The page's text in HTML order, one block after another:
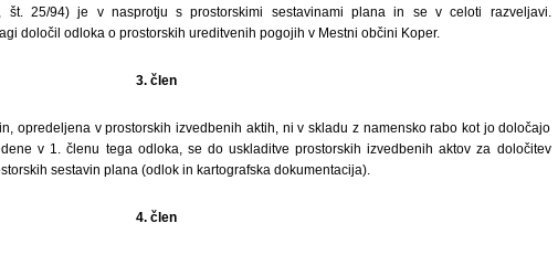
št. 25/94) je v nasprotju s prostorskimi sestavinami plana in se v celoti razveljavi.
določil odloka o prostorskih ureditvenih pogojih v Mestni občini Koper.
3. člen
opredeljena v prostorskih izvedbenih aktih, ni v skladu z namensko rabo kot jo določajo
v 1. členu tega odloka, se do uskladitve prostorskih izvedbenih aktov za določitev
sestavin plana (odlok in kartografska dokumentacija).
4. člen